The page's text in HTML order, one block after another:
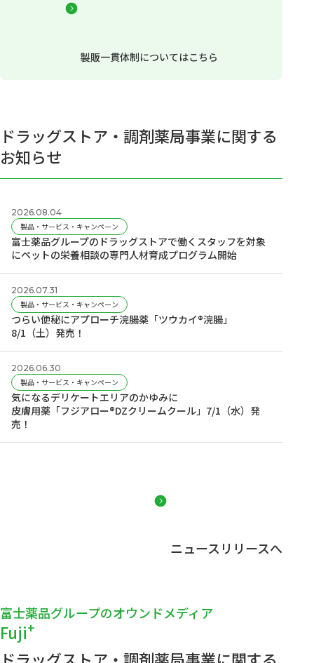
製販一貫体制についてはこちら
ドラッグストア・調剤薬局事業に関する
お知らせ
2026.08.04
製品・サービス・キャンペーン
富士薬品グループのドラッグストアで働くスタッフを対象
にペットの栄養相談の専門人材育成プログラム開始
2026.07.31
製品・サービス・キャンペーン
つらい便秘にアプローチ浣腸薬「ツウカイ®浣腸」
8/1（土）発売！
2026.06.30
製品・サービス・キャンペーン
気になるデリケートエリアのかゆみに
皮膚用薬「フジアロー®DZクリームクール」7/1（水）発
売！
ニュースリリースへ
富士薬品グループのオウンドメディア
Fuji+